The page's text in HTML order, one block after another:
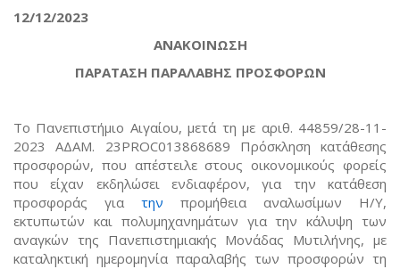
12/12/2023
ΑΝΑΚΟΙΝΩΣΗ
ΠΑΡΑΤΑΣΗ ΠΑΡΑΛΑΒΗΣ ΠΡΟΣΦΟΡΩΝ
Το Πανεπιστήμιο Αιγαίου, μετά τη με αριθ. 44859/28-11-
2023 ΑΔΑΜ. 23PROC013868689 Πρόσκληση κατάθεσης
προσφορών, που απέστειλε στους οικονομικούς φορείς
που είχαν εκδηλώσει ενδιαφέρον, για την κατάθεση
προσφοράς για την προμήθεια αναλωσίμων Η/Υ,
εκτυπωτών και πολυμηχανημάτων για την κάλυψη των
αναγκών της Πανεπιστημιακής Μονάδας Μυτιλήνης, με
καταληκτική ημερομηνία παραλαβής των προσφορών τη